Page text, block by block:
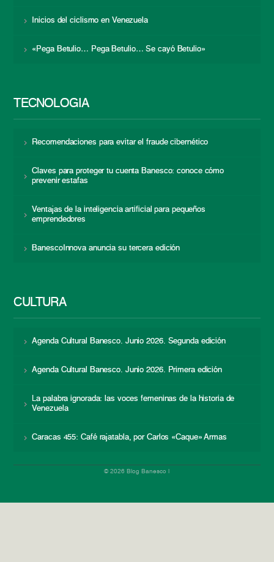
Inicios del ciclismo en Venezuela
«Pega Betulio… Pega Betulio… Se cayó Betulio»
TECNOLOGÍA
Recomendaciones para evitar el fraude cibernético
Claves para proteger tu cuenta Banesco: conoce cómo
prevenir estafas
Ventajas de la inteligencia artificial para pequeños
emprendedores
BanescoInnova anuncia su tercera edición
CULTURA
Agenda Cultural Banesco. Junio 2026. Segunda edición
Agenda Cultural Banesco. Junio 2026. Primera edición
La palabra ignorada: las voces femeninas de la historia de
Venezuela
Caracas 455: Café rajatabla, por Carlos «Caque» Armas
© 2026 Blog Banesco |